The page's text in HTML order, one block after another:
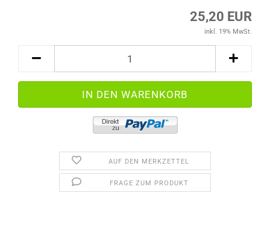
25,20 EUR
inkl. 19% MwSt.
AUF DEN MERKZETTEL
FRAGE ZUM PRODUKT